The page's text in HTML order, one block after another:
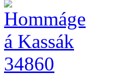
34860